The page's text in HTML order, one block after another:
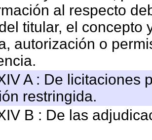
al respecto
titular, el concepto
autorización o
A : De licitaciones
restringida.
B : De las